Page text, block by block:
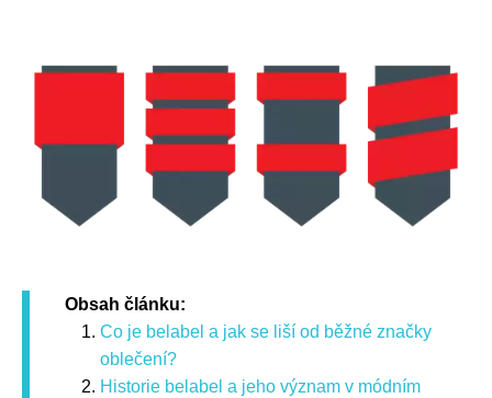
Obsah článku:
Co je belabel a jak se liší od běžné značky
oblečení?
Historie belabel a jeho význam v módním